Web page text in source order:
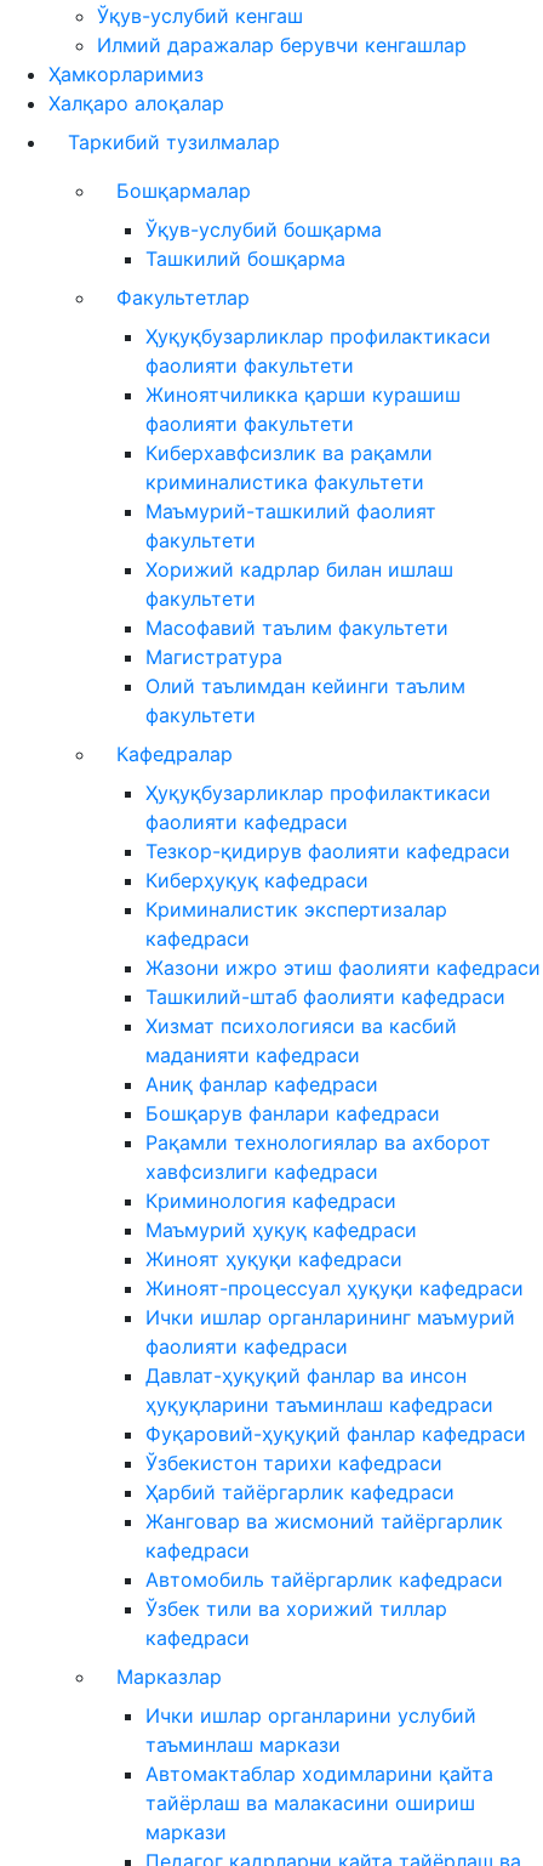
Ўқув-услубий кенгаш
Илмий даражалар берувчи кенгашлар
Ҳамкорларимиз
Халқаро алоқалар
Таркибий тузилмалар
Бошқармалар
Ўқув-услубий бошқарма
Ташкилий бошқарма
Факультетлар
Ҳуқуқбузарликлар профилактикаси
фаолияти факультети
Жиноятчиликка қарши курашиш
фаолияти факультети
Киберхавфсизлик ва рақамли
криминалистика факультети
Маъмурий-ташкилий фаолият
факультети
Хорижий кадрлар билан ишлаш
факультети
Масофавий таълим факультети
Магистратура
Олий таълимдан кейинги таълим
факультети
Кафедралар
Ҳуқуқбузарликлар профилактикаси
фаолияти кафедраси
Тезкор-қидирув фаолияти кафедраси
Киберҳуқуқ кафедраси
Криминалистик экспертизалар
кафедраси
Жазони ижро этиш фаолияти кафедраси
Ташкилий-штаб фаолияти кафедраси
Хизмат психологияси ва касбий
маданияти кафедраси
Аниқ фанлар кафедраси
Бошқарув фанлари кафедраси
Рақамли технологиялар ва ахборот
хавфсизлиги кафедраси
Криминология кафедраси
Маъмурий ҳуқуқ кафедраси
Жиноят ҳуқуқи кафедраси
Жиноят-процессуал ҳуқуқи кафедраси
Ички ишлар органларининг маъмурий
фаолияти кафедраси
Давлат-ҳуқуқий фанлар ва инсон
ҳуқуқларини таъминлаш кафедраси
Фуқаровий-ҳуқуқий фанлар кафедраси
Ўзбекистон тарихи кафедраси
Ҳарбий тайёргарлик кафедраси
Жанговар ва жисмоний тайёргарлик
кафедраси
Автомобиль тайёргарлик кафедраси
Ўзбек тили ва хорижий тиллар
кафедраси
Марказлар
Ички ишлар органларини услубий
таъминлаш маркази
Автомактаблар ходимларини қайта
тайёрлаш ва малакасини ошириш
маркази
Педагог кадрларни қайта тайёрлаш ва